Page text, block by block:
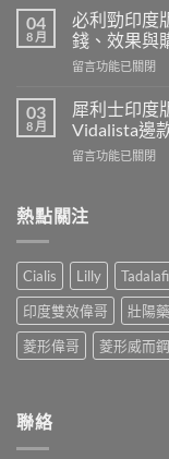
Levitra
邊
度
買
貨？
2026
錢、
與
攻
略〉
中
利
吉
Super
P-
藍
P
港
買
2026
雙
效
偉
哥
價
04
8 月
必利勁印度
錢、效果與
在
利
勁
印
度
60
邊
度
買
正
貨？
2026
留言功能已關閉
03
8 月
犀利士印度
Vidalista邊
在
士
印
版
價
錢
2026
比
較：
留言功能已關閉
熱點關注
Cialis Lilly
印度雙效偉哥
壯陽藥
菱形偉哥
菱形威而鋼
聯絡